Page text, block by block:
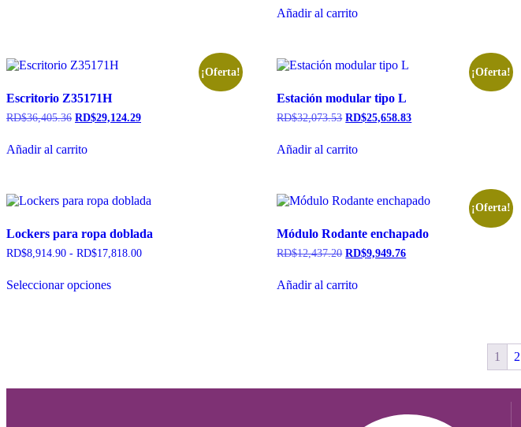
Añadir al carrito
¡Oferta!
Escritorio Z35171H
RD$36,405.36 RD$29,124.29
Añadir al carrito
¡Oferta!
Estación modular tipo L
RD$32,073.53 RD$25,658.83
Añadir al carrito
Lockers para ropa doblada
RD$8,914.90 - RD$17,818.00
Seleccionar opciones
¡Oferta!
Módulo Rodante enchapado
RD$12,437.20 RD$9,949.76
Añadir al carrito
1 2